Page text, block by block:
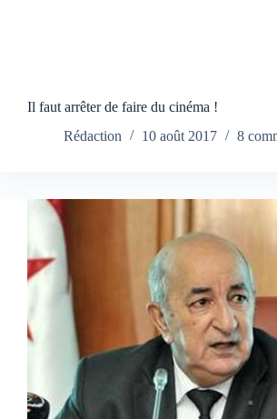
Il faut arrêter de faire du cinéma !
Rédaction
10 août 2017 8